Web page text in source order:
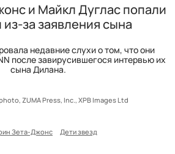
и Майкл Дуглас попали
из-за заявления сына
недавние слухи о том, что они
после завирусившегося интервью их
сына Дилана.
ZUMA Press, Inc., XPB Images Ltd
Зета-Джонс Дети звезд